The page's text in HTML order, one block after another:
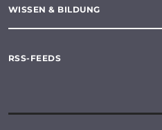
WISSEN & BILDUNG
RSS-FEEDS